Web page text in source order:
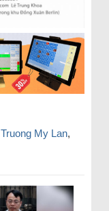
Truong My Lan,